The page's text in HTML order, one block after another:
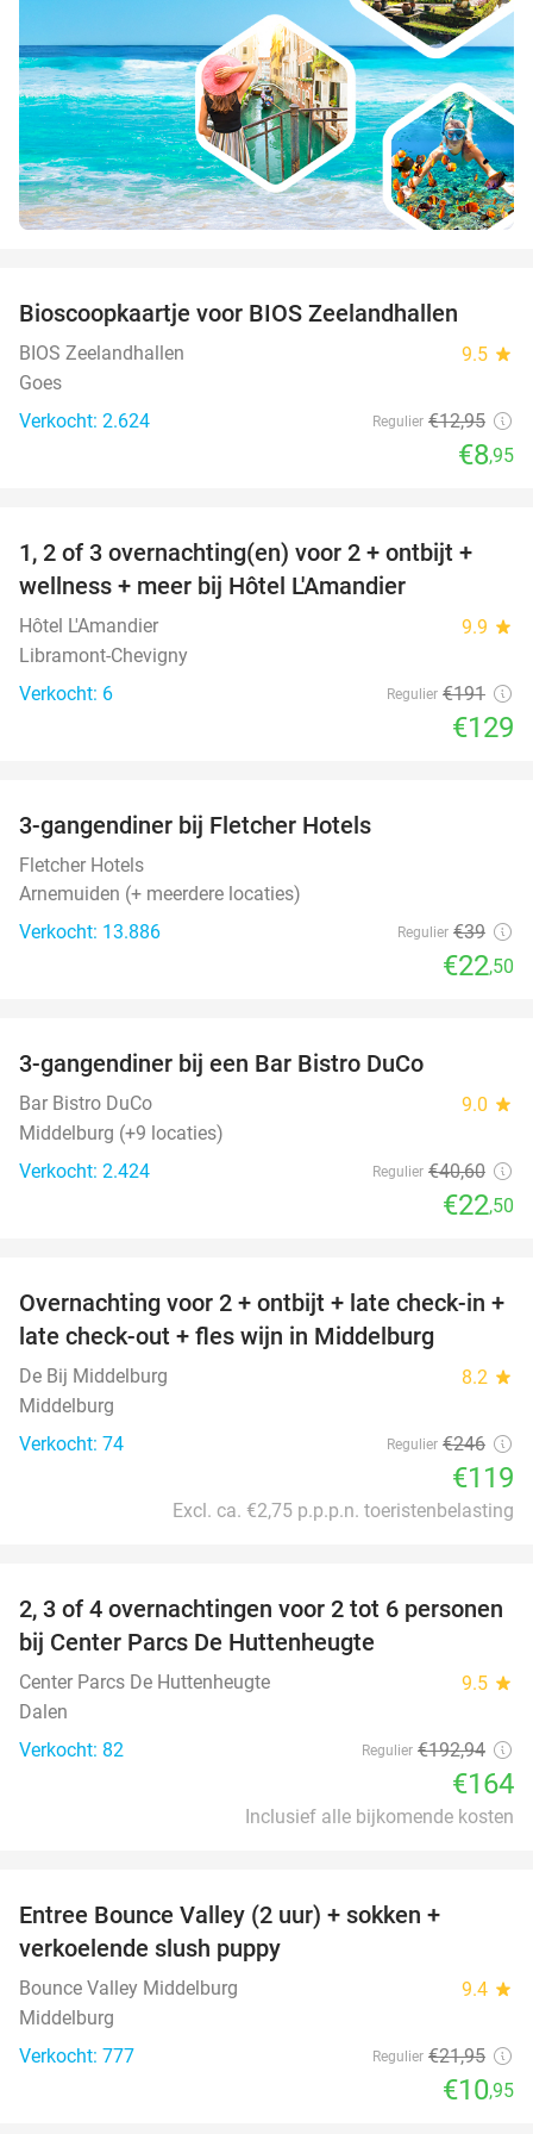
Bioscoopkaartje voor BIOS Zeelandhallen
BIOS Zeelandhallen 9.5 star
Goes
Verkocht: 2.624
Regulier €12,95
€8,95
32%
TODAY
1, 2 of 3 overnachting(en) voor 2 + ontbijt +
wellness + meer bij Hôtel L'Amandier
Hôtel L'Amandier 9.9 star
Libramont-Chevigny
Verkocht: 6
Regulier €191
€129
3-gangendiner bij Fletcher Hotels
Fletcher Hotels
Arnemuiden (+ meerdere locaties)
Verkocht: 13.886
Regulier €39
€22,50
3-gangendiner bij een Bar Bistro DuCo
Bar Bistro DuCo 9.0 star
Middelburg (+9 locaties)
Verkocht: 2.424
Regulier €40,60
€22,50
52%
Overnachting voor 2 + ontbijt + late check-in +
late check-out + fles wijn in Middelburg
De Bij Middelburg 8.2 star
Middelburg
Verkocht: 74
Regulier €246
€119
Excl. ca. €2,75 p.p.p.n. toeristenbelasting
15%
2, 3 of 4 overnachtingen voor 2 tot 6 personen
bij Center Parcs De Huttenheugte
Center Parcs De Huttenheugte 9.5 star
Dalen
Verkocht: 82
Regulier €192,94
€164
Inclusief alle bijkomende kosten
Entree Bounce Valley (2 uur) + sokken +
verkoelende slush puppy
Bounce Valley Middelburg 9.4 star
Middelburg
Verkocht: 777
Regulier €21,95
€10,95